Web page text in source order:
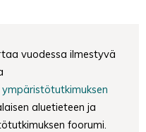
vuodessa ilmestyvä
aluetieteen ja
foorumi.